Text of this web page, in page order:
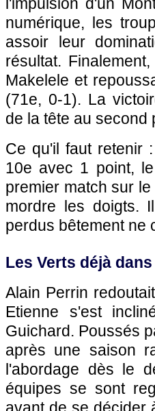
numérique, les
assoir leur
résultat.
Makelele et
(71e, 0-1). La
de la tête au second
Ce qu'il faut retenir
10e avec 1 point, le
premier match sur
mordre les doigts.
perdus bêtement ne
Les Verts déjà
Alain Perrin
Etienne s'est
Guichard. Poussés
après une saison
l'abordage dès le
équipes se sont